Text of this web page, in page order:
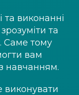
виконанні
та
Саме тому
вам
навчанням.